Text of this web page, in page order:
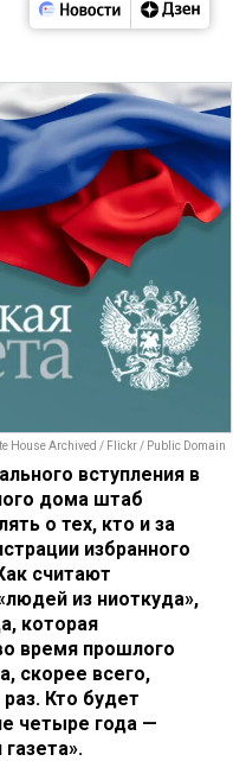
House Archived / Flickr / Public Domain
вступления в
дома штаб
о тех, кто и за
избранного
считают
из ниоткуда»,
которая
время прошлого
скорее всего,
Кто будет
четыре года —